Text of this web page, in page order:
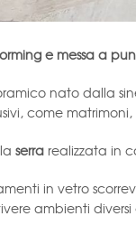
e messa a
nato dalla
come
serra realizzata in
in vetro
ambienti